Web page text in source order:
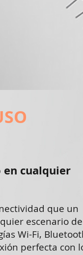
cualquier
que un
escenario de
Wi-Fi,
perfecta con